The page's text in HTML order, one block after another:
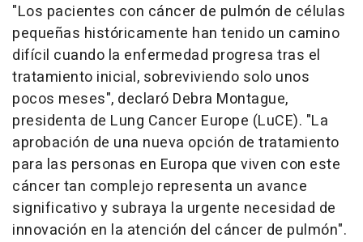
"Los pacientes con cáncer de pulmón de células
pequeñas históricamente han tenido un camino
difícil cuando la enfermedad progresa tras el
tratamiento inicial, sobreviviendo solo unos
pocos meses", declaró Debra Montague,
presidenta de Lung Cancer Europe (LuCE). "La
aprobación de una nueva opción de tratamiento
para las personas en Europa que viven con este
cáncer tan complejo representa un avance
significativo y subraya la urgente necesidad de
innovación en la atención del cáncer de pulmón".